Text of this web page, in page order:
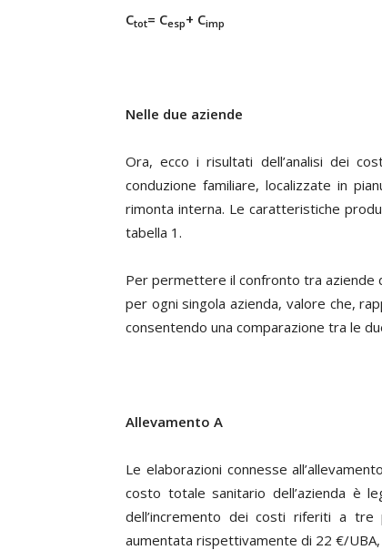
Ctot= Cesp+ Cimp
Nelle due aziende
Ora, ecco i risultati dell’analisi dei
conduzione familiare, localizzate in
rimonta interna. Le caratteristiche
tabella 1.
Per permettere il confronto tra aziende
per ogni singola azienda, valore che,
consentendo una comparazione tra le
Allevamento A
Le elaborazioni connesse
costo totale sanitario dell’azienda è
dell’incremento dei costi riferiti a
aumentata rispettivamente di 22 €/